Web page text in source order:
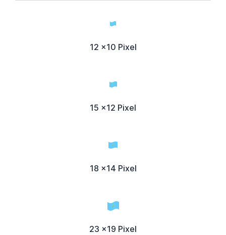
12 x10 Pixel
15 x12 Pixel
18 x14 Pixel
23 x19 Pixel